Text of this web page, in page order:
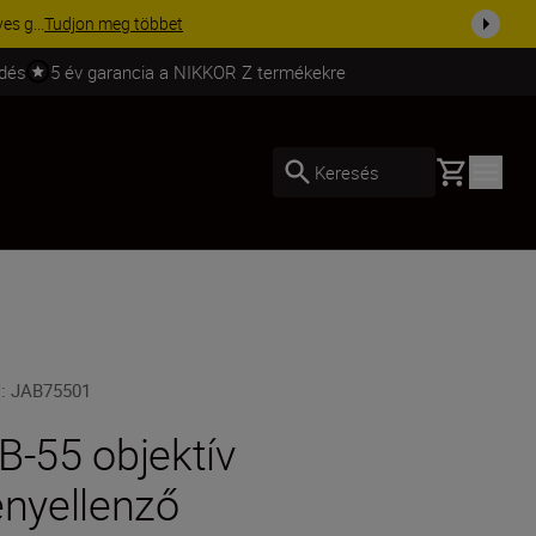
meg többet
5 év garancia a NIKKOR Z termékekre
Keresés Basket
:JAB75501
55 objektív